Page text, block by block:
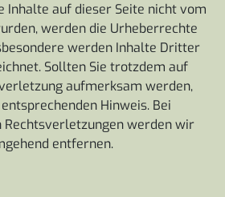
Inhalte auf dieser Seite nicht vom
werden die Urheberrechte
werden Inhalte Dritter
Sollten Sie trotzdem auf
aufmerksam werden,
Hinweis. Bei
Rechtsverletzungen werden wir
entfernen.